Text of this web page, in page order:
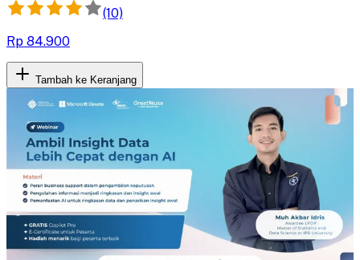
(10)
Rp 84.900
Tambah ke Keranjang